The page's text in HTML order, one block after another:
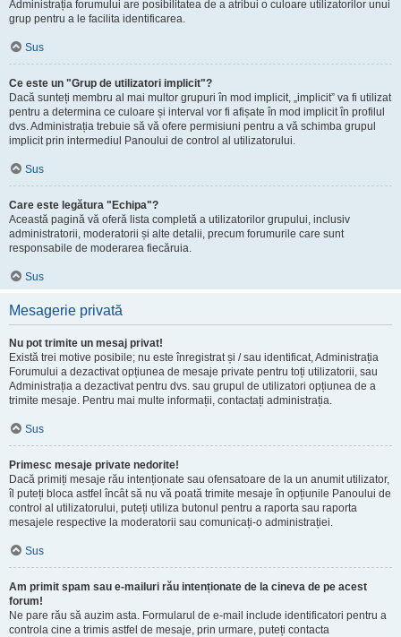
Administrația forumului are posibilitatea de a atribui o culoare utilizatorilor unui
grup pentru a le facilita identificarea.
Sus
Ce este un "Grup de utilizatori implicit"?
Dacă sunteți membru al mai multor grupuri în mod implicit, „implicit” va fi utilizat
pentru a determina ce culoare și interval vor fi afișate în mod implicit în profilul
dvs. Administrația trebuie să vă ofere permisiuni pentru a vă schimba grupul
implicit prin intermediul Panoului de control al utilizatorului.
Sus
Care este legătura "Echipa"?
Această pagină vă oferă lista completă a utilizatorilor grupului, inclusiv
administratorii, moderatorii și alte detalii, precum forumurile care sunt
responsabile de moderarea fiecăruia.
Sus
Mesagerie privată
Nu pot trimite un mesaj privat!
Există trei motive posibile; nu este înregistrat și / sau identificat, Administrația
Forumului a dezactivat opțiunea de mesaje private pentru toți utilizatorii, sau
Administrația a dezactivat pentru dvs. sau grupul de utilizatori opțiunea de a
trimite mesaje. Pentru mai multe informații, contactați administrația.
Sus
Primesc mesaje private nedorite!
Dacă primiți mesaje rău intenționate sau ofensatoare de la un anumit utilizator,
îl puteți bloca astfel încât să nu vă poată trimite mesaje în opțiunile Panoului de
control al utilizatorului, puteți utiliza butonul pentru a raporta sau raporta
mesajele respective la moderatorii sau comunicați-o administrației.
Sus
Am primit spam sau e-mailuri rău intenționate de la cineva de pe acest
forum!
Ne pare rău să auzim asta. Formularul de e-mail include identificatori pentru a
controla cine a trimis astfel de mesaje, prin urmare, puteți contacta